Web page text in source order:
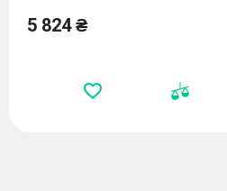
5 824 ₴